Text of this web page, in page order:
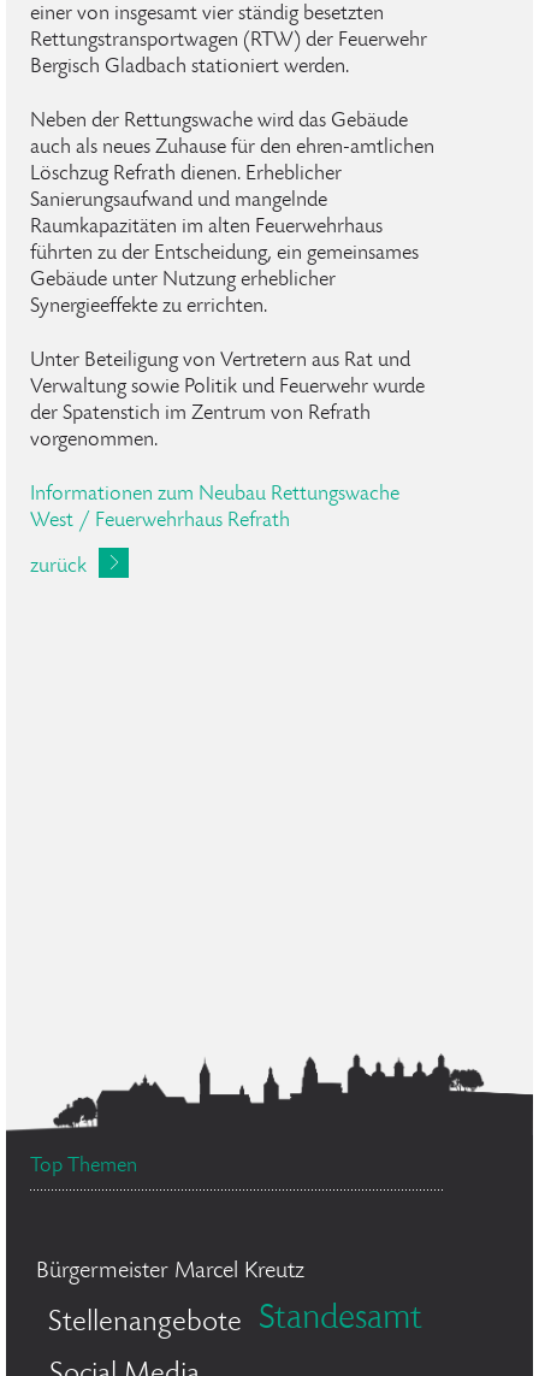
einer von insgesamt vier ständig besetzten
Rettungstransportwagen (RTW) der Feuerwehr
Bergisch Gladbach stationiert werden.
Neben der Rettungswache wird das Gebäude
auch als neues Zuhause für den ehren-amtlichen
Löschzug Refrath dienen. Erheblicher
Sanierungsaufwand und mangelnde
Raumkapazitäten im alten Feuerwehrhaus
führten zu der Entscheidung, ein gemeinsames
Gebäude unter Nutzung erheblicher
Synergieeffekte zu errichten.
Unter Beteiligung von Vertretern aus Rat und
Verwaltung sowie Politik und Feuerwehr wurde
der Spatenstich im Zentrum von Refrath
vorgenommen.
Informationen zum Neubau Rettungswache
West / Feuerwehrhaus Refrath
zurück
Top Themen
Bürgermeister Marcel Kreutz
Stellenangebote Standesamt